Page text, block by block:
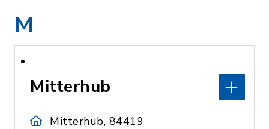
M
Mitterhub
Mitterhub, 84419